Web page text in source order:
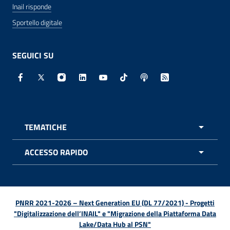
Inail risponde
Sportello digitale
SEGUICI SU
Facebook - Sito esterno - Apertura in nuova finestra
X - Sito esterno - Apertura in nuova finestra
Instagram - Sito esterno - Apertura in
Linkedin - Sito esterno - Apertura in
Youtube - Sito esterno -
TikTok - Sito esterno -
Spreaker - Sito
Feed RSS -
TEMATICHE
ACCESSO RAPIDO
PNRR 2021-2026 – Next Generation EU (DL 77/2021) - Progetti
"Digitalizzazione dell’INAIL" e "Migrazione della Piattaforma Data
Lake/Data Hub al PSN"